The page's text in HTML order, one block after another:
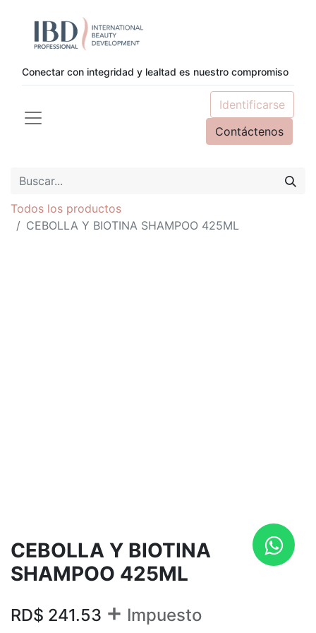
Conectar con integridad y lealtad es nuestro compromiso
Identificarse
Contáctenos
Todos los productos
CEBOLLA Y BIOTINA SHAMPOO 425ML
CEBOLLA Y BIOTINA
SHAMPOO 425ML
RD$ 241.53 + Impuesto